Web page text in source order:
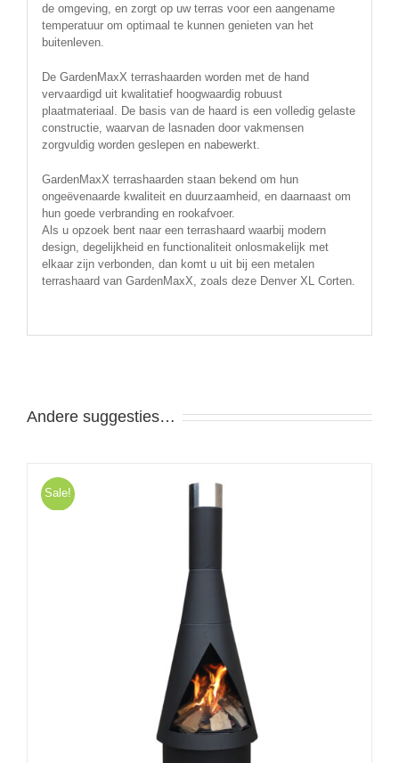
de omgeving, en zorgt op uw terras voor een aangename
temperatuur om optimaal te kunnen genieten van het
buitenleven.
De GardenMaxX terrashaarden worden met de hand
vervaardigd uit kwalitatief hoogwaardig robuust
plaatmateriaal. De basis van de haard is een volledig gelaste
constructie, waarvan de lasnaden door vakmensen
zorgvuldig worden geslepen en nabewerkt.
GardenMaxX terrashaarden staan bekend om hun
ongeëvenaarde kwaliteit en duurzaamheid, en daarnaast om
hun goede verbranding en rookafvoer.
Als u opzoek bent naar een terrashaard waarbij modern
design, degelijkheid en functionaliteit onlosmakelijk met
elkaar zijn verbonden, dan komt u uit bij een metalen
terrashaard van GardenMaxX, zoals deze Denver XL Corten.
Andere suggesties…
Sale!